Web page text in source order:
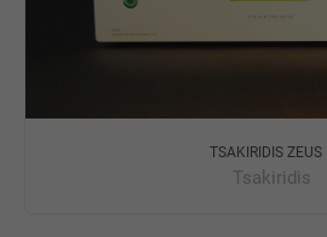
TSAKIRIDIS ZEUS
Tsakiridis